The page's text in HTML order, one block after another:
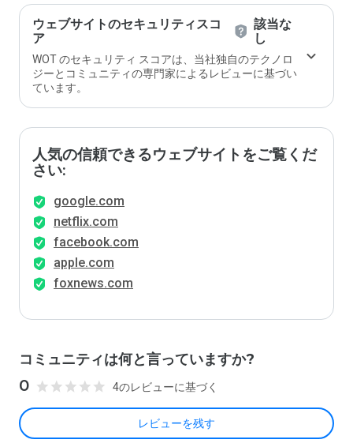
ウェブサイトのセキュリティスコ
ア
該当な
し
WOT のセキュリティ スコアは、当社独自のテクノロ
ジーとコミュニティの専門家によるレビューに基づい
ています。
人気の信頼できるウェブサイトをご覧くだ
さい:
google.com
netflix.com
facebook.com
apple.com
foxnews.com
コミュニティは何と言っていますか?
0 4のレビューに基づく
レビューを残す
価し
ます
か？